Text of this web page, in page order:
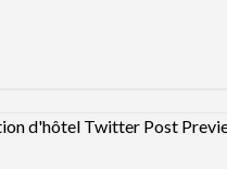
Design preview